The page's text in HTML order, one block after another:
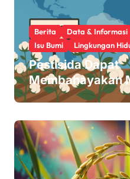
i
o
n
Berita Data & Informasi
Isu Bumi
Lingkungan
Pestisida Dapat
Membahayakan
Usus Kita